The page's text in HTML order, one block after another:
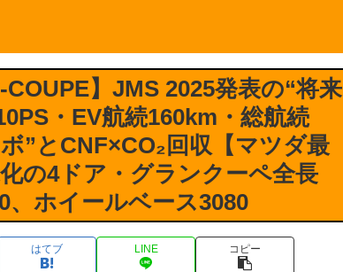
】JMS 2025発表の“将来
・EV航続160km・総航続
”とCNF×CO₂回収【マツダ最
の4ドア・グランクーペ全長
、ホイールベース3080
はてブ LINE コピー